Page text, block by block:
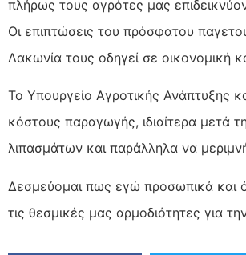
πλήρως τους αγρότες μας
Οι επιπτώσεις του πρόσφατου
Λακωνία τους οδηγεί σε οικονομική
Το Υπουργείο Αγροτικής Ανάπτυξης
κόστους παραγωγής, ιδιαίτερα μετά
λιπασμάτων και παράλληλα να
Δεσμεύομαι πως εγώ προσωπικά και
τις θεσμικές μας αρμοδιότητες για